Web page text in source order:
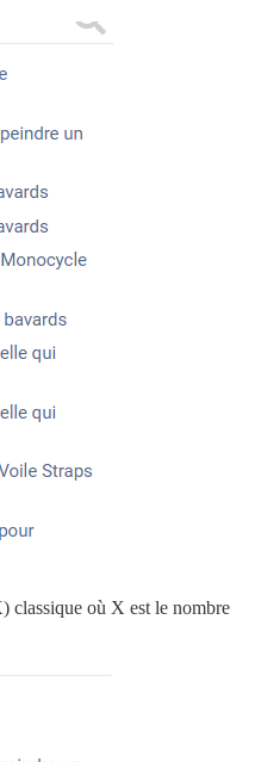
classique où X est le nombre